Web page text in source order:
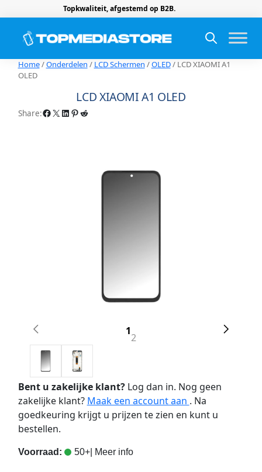
Topkwaliteit, afgestemd op B2B.
Home/Onderdelen / LCD Schermen /OLED/ LCD XIAOMI A1
OLED
LCD XIAOMI A1 OLED
Share:Facebook X LinkedIn Pinterest Reddit
1
2
Bent u zakelijke klant?Log dan in. Nog geen
zakelijke klant? Maak een account aan . Na
goedkeuring krijgt u prijzen te zien en kunt u
bestellen.
Voorraad: 50+| Meer info